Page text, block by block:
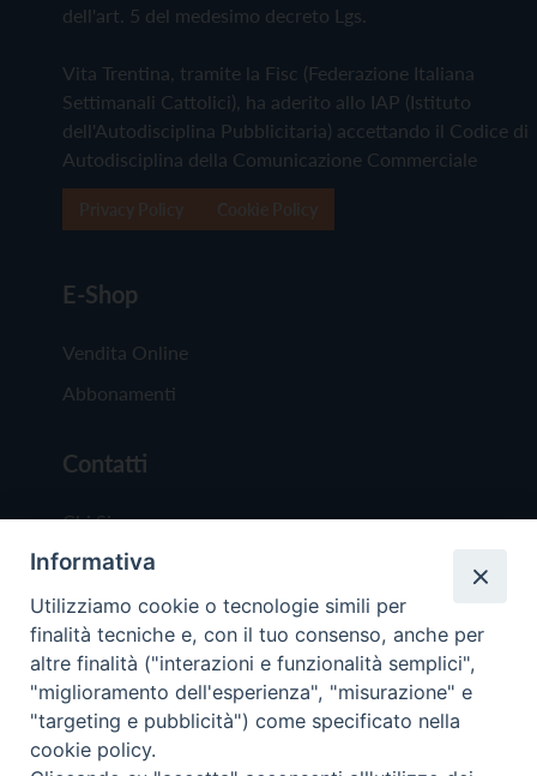
dell'art. 5 del medesimo decreto Lgs.
Vita Trentina, tramite la Fisc (Federazione Italiana
Settimanali Cattolici), ha aderito allo IAP (Istituto
dell'Autodisciplina Pubblicitaria) accettando il Codice di
Autodisciplina della Comunicazione Commerciale
E-Shop
Vendita Online
Abbonamenti
Contatti
Chi Siamo
Redazione
Scrivici
Copyright © 2019 - Tutti i diritti riservati - Vita
Informativa
Utilizziamo cookie o tecnologie simili per
finalità tecniche e, con il tuo consenso, anche per
altre finalità ("interazioni e funzionalità semplici",
"miglioramento dell'esperienza", "misurazione" e
"targeting e pubblicità") come specificato nella
cookie policy.